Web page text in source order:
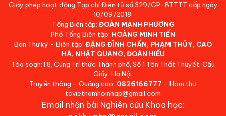
Giấy phép hoạt động Tạp chí Điện tử số 329/GP-BTTTT cấp ngày
10/09/2018.
Tổng Biên tập: ĐOÀN MẠNH PHƯƠNG
Phó Tổng Biên tập: HOÀNG MINH TIẾN
Ban Thư ký - Biên tập: ĐẶNG ĐÌNH CHẤN, PHẠM THỦY, CAO
HÀ, NHẬT QUANG, ĐOÀN HIẾU
Tòa soạn:T8, Cung Trí thức Thành phố, Số 1 Tôn Thất Thuyết, Cầu
Giấy, Hà Nội.
Truyền thông - Quảng cáo: 0826166777 - Hòm thư:
tcvietnamhoinhap@gmail.com
Email nhận bài Nghiên cứu Khoa học: